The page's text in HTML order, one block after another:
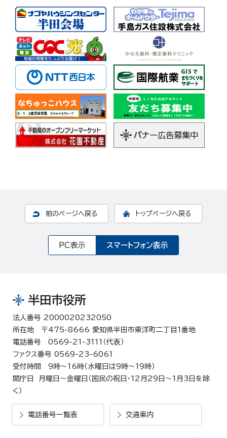
前のページへ戻る トップページへ戻る
PC表示 スマートフォン表示
半田市役所
法人番号 2000020232050
所在地 〒475-8666 愛知県半田市東洋町二丁目1番地
電話番号 0569-21-3111（代表）
ファクス番号 0569-23-6061
受付時間 9時～16時（水曜日は9時～19時）
開庁日 月曜日～金曜日（国民の祝日・12月29日～1月3日を除
く）
電話番号一覧表 交通案内